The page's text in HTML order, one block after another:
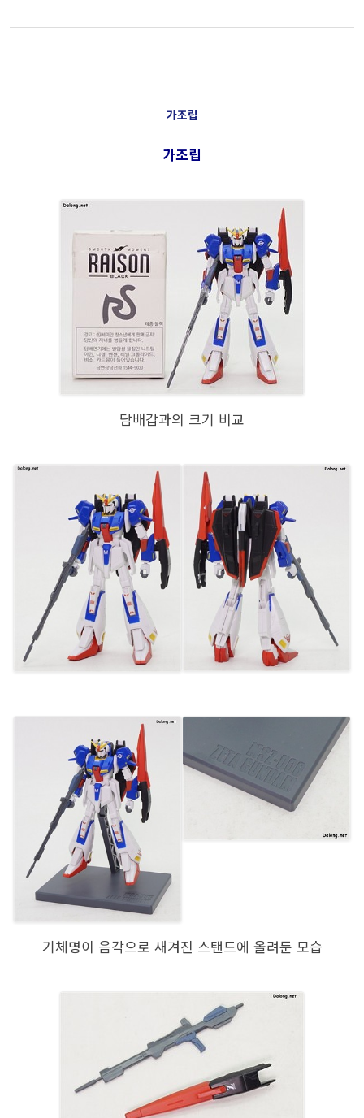
가조립
가조립
담배갑과의 크기 비교
기체명이 음각으로 새겨진 스탠드에 올려둔 모습